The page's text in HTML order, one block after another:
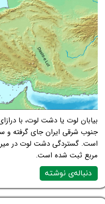
جنوب شرقی ایران جای گرفته و
مربع ثبت شده است.
دنباله‌ی نوشته